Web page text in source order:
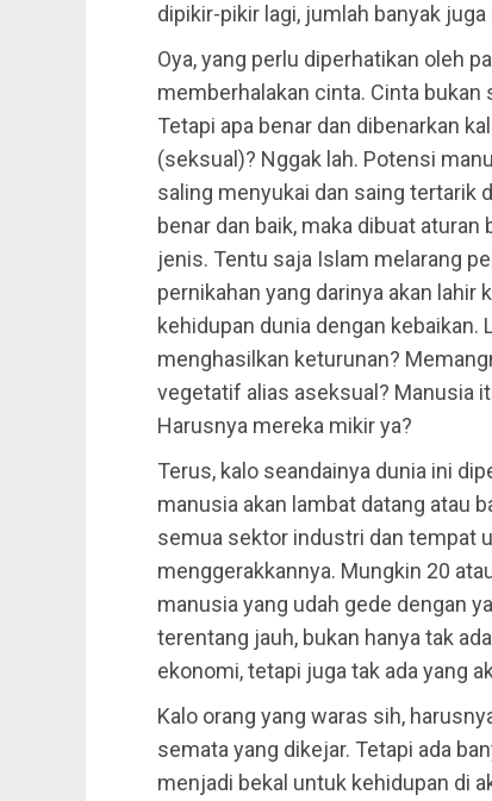
dipikir-pikir lagi, jumlah banyak
Oya, yang perlu diperhatikan oleh
memberhalakan cinta. Cinta bukan
Tetapi apa benar dan dibenarkan
(seksual)? Nggak lah. Potensi
saling menyukai dan saing tertarik
benar dan baik, maka dibuat
jenis. Tentu saja Islam melarang
pernikahan yang darinya akan
kehidupan dunia dengan kebaikan.
menghasilkan keturunan?
vegetatif alias aseksual? Manusia
Harusnya mereka mikir ya?
Terus, kalo seandainya dunia ini
manusia akan lambat datang atau
semua sektor industri dan tempat
menggerakkannya. Mungkin 20
manusia yang udah gede dengan
terentang jauh, bukan hanya tak
ekonomi, tetapi juga tak ada yang
Kalo orang yang waras sih,
semata yang dikejar. Tetapi ada
menjadi bekal untuk kehidupan di